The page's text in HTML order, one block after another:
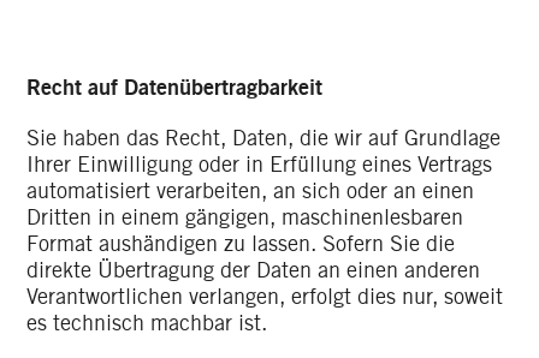
Recht auf Datenübertragbarkeit
Sie haben das Recht, Daten, die wir auf Grundlage
Ihrer Einwilligung oder in Erfüllung eines Vertrags
automatisiert verarbeiten, an sich oder an einen
Dritten in einem gängigen, maschinenlesbaren
Format aushändigen zu lassen. Sofern Sie die
direkte Übertragung der Daten an einen anderen
Verantwortlichen verlangen, erfolgt dies nur, soweit
es technisch machbar ist.